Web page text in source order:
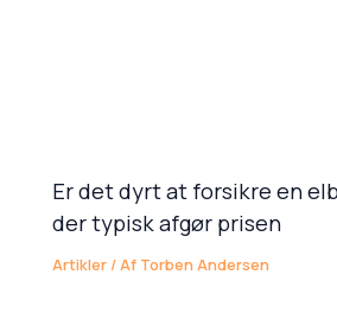
Er det dyrt at forsikre en
der typisk afgør prisen
Artikler / Af Torben Andersen